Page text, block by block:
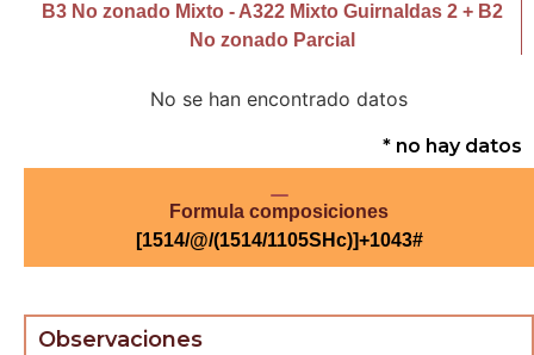
B3 No zonado Mixto - A322 Mixto Guirnaldas 2 + B2
No zonado Parcial
No se han encontrado datos
* no hay datos
Formula composiciones
[1514/@/(1514/1105SHc)]+1043#
Observaciones